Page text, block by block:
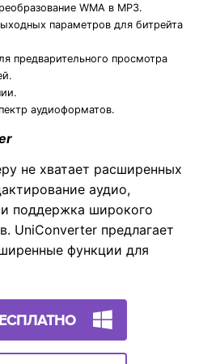
WMA в MP3.
параметров для битрейта
предварительного просмотра
аудиоформатов.
не хватает расширенных
аудио,
поддержка широкого
UniConverter предлагает
функции для